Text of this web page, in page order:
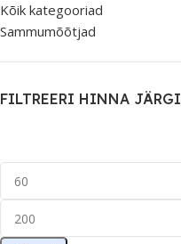
Kõik kategooriad
Sammumõõtjad
FILTREERI HINNA JÄRGI